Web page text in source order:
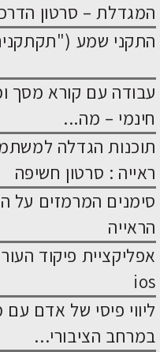
המגדלת – סרטון
התקני שמע
עבודה עם קורא מסך
חינמי – מה...
תוכנות הגדלה
ראייה : סרטון חשיפה
סימנים המרמזים על
הראייה
אפליקציית פיקוד
ios
ליווי פיסי של אדם עם
במרחב הציבורי...